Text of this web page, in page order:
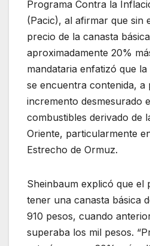
Programa Contra la
(Pacic), al afirmar que sin
precio de la canasta
aproximadamente 20%
mandataria enfatizó que
se encuentra contenida, a
incremento desmesurado
combustibles derivado de
Oriente, particularmente
Estrecho de Ormuz.
Sheinbaum explicó que el
tener una canasta básica
910 pesos, cuando
superaba los mil pesos.